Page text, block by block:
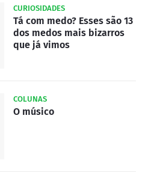
CURIOSIDADES
Tá com medo? Esses são 13
dos medos mais bizarros
que já vimos
COLUNAS
O músico